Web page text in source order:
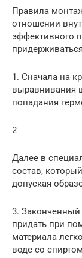
Правила
отношении
эффективного
1. Сначала на
выравнивания
попадания
2
Далее в
состав,
допуская
3.
придать при
материала
воде со